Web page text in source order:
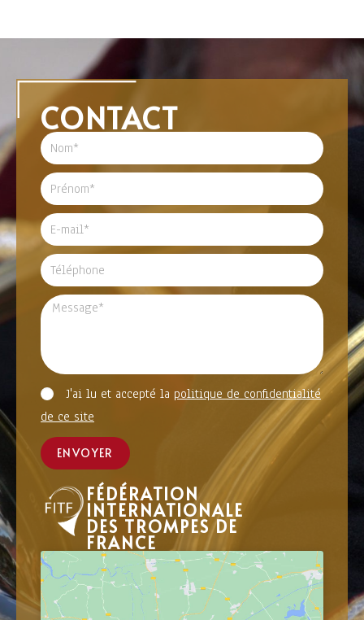
CONTACT
J'ai lu et accepté la politique de confidentialité
de ce site
ENVOYER
FÉDÉRATION
INTERNATIONALE
DES TROMPES DE
FRANCE